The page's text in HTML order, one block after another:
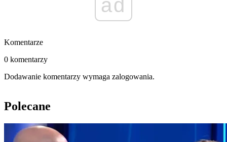
ad
Komentarze
0 komentarzy
Dodawanie komentarzy wymaga zalogowania.
Polecane